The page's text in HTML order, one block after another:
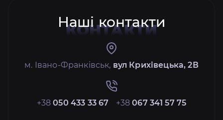
Наші контакти
КОНТАКТИ
м. Івано-Франківськ, вул Крихівецька, 2В
+38050 433 33 67 +38067 341 57 75